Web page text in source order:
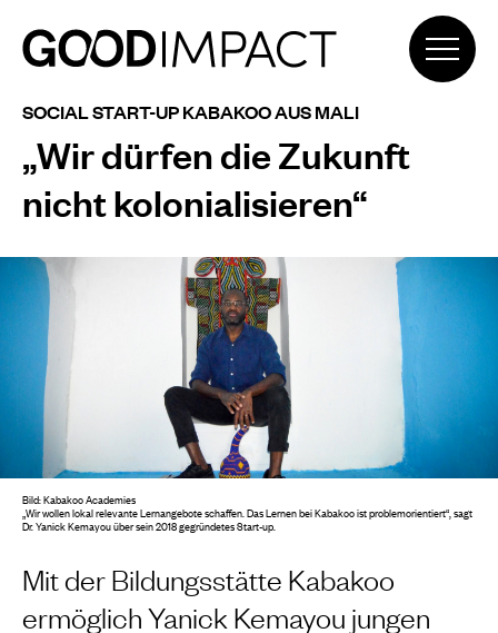
SOCIAL START-UP KABAKOO AUS MALI
„Wir dürfen die Zukunft
nicht kolonialisieren“
Mit der Bildungsstätte Kabakoo
ermöglich Yanick Kemayou jungen
Bild: Kabakoo Academies
„Wir wollen lokal relevante Lernangebote schaffen. Das Lernen bei Kabakoo ist problemorientiert“, sagt
Dr. Yanick Kemayou über sein 2018 gegründetes Start-up.